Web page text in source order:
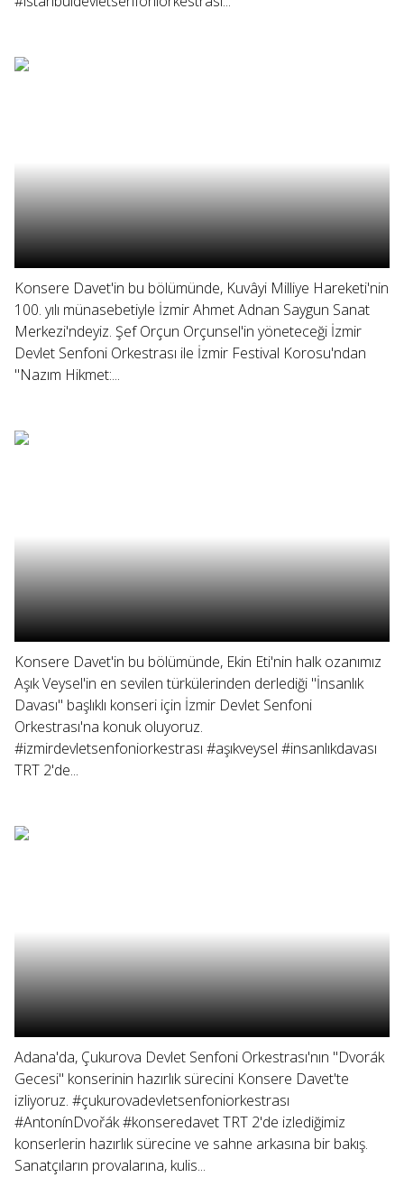
Konsere Davet'in bu bölümünde, Kuvâyi Milliye Hareketi'nin
100. yılı münasebetiyle İzmir Ahmet Adnan Saygun Sanat
Merkezi'ndeyiz. Şef Orçun Orçunsel'in yöneteceği İzmir
Devlet Senfoni Orkestrası ile İzmir Festival Korosu'ndan
"Nazım Hikmet:...
Konsere Davet'in bu bölümünde, Ekin Eti'nin halk ozanımız
Aşık Veysel'in en sevilen türkülerinden derlediği "İnsanlık
Davası" başlıklı konseri için İzmir Devlet Senfoni
Orkestrası'na konuk oluyoruz.
#izmirdevletsenfoniorkestrası #aşıkveysel #insanlıkdavası
TRT 2'de...
Adana'da, Çukurova Devlet Senfoni Orkestrası'nın "Dvorák
Gecesi" konserinin hazırlık sürecini Konsere Davet'te
izliyoruz. #çukurovadevletsenfoniorkestrası
#AntonínDvořák #konseredavet TRT 2'de izlediğimiz
konserlerin hazırlık sürecine ve sahne arkasına bir bakış.
Sanatçıların provalarına, kulis...